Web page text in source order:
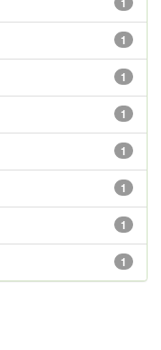
1
1
1
1
1
1
1